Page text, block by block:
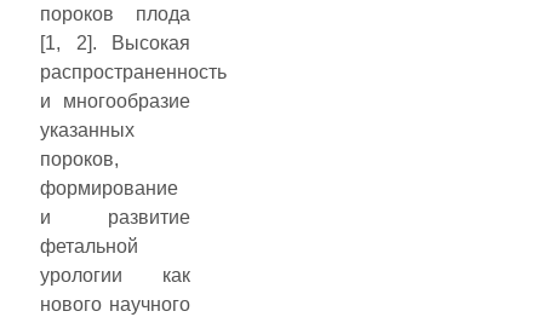
пороков плода
[1, 2]. Высокая
распространенность
и многообразие
указанных
пороков,
формирование
и развитие
фетальной
урологии как
нового научного